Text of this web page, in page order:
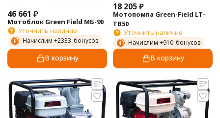
46 661 ₽
Мотоблок Green Field МБ-90
Уточнить наличие
Начислим +2333 бонусов
В корзину
18 205₽
Мотопомпа Green-Field LT-
TB50
Уточнить наличие
Начислим +910 бонусов
В корзину